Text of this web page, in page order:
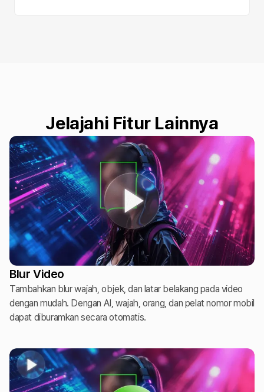
Jelajahi Fitur Lainnya
Blur Video
Tambahkan blur wajah, objek, dan latar belakang pada video
dengan mudah. Dengan AI, wajah, orang, dan pelat nomor mobil
dapat diburamkan secara otomatis.